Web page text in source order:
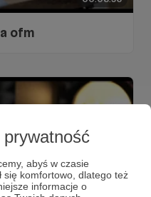
abyś w czasie
się komfortowo, dlatego też
informacje o
ofm